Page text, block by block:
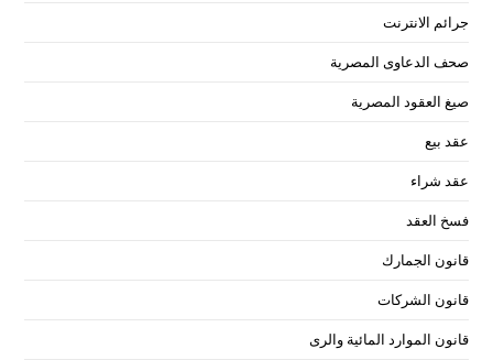
جرائم الانترنت
صحف الدعاوى المصرية
صيغ العقود المصرية
عقد بيع
عقد شراء
فسخ العقد
قانون الجمارك
قانون الشركات
قانون الموارد المائية والرى